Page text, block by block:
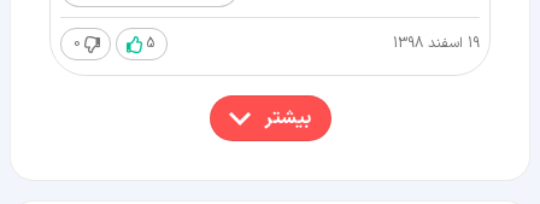
19 اسفند 1398 5
0
بیشتر